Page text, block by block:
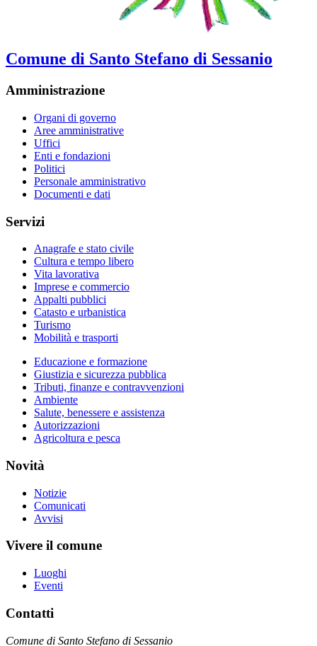
Comune di Santo Stefano di Sessanio
Amministrazione
Organi di governo
Aree amministrative
Uffici
Enti e fondazioni
Politici
Personale amministrativo
Documenti e dati
Servizi
Anagrafe e stato civile
Cultura e tempo libero
Vita lavorativa
Imprese e commercio
Appalti pubblici
Catasto e urbanistica
Turismo
Mobilità e trasporti
Educazione e formazione
Giustizia e sicurezza pubblica
Tributi, finanze e contravvenzioni
Ambiente
Salute, benessere e assistenza
Autorizzazioni
Agricoltura e pesca
Novità
Notizie
Comunicati
Avvisi
Vivere il comune
Luoghi
Eventi
Contatti
Comune di Santo Stefano di Sessanio